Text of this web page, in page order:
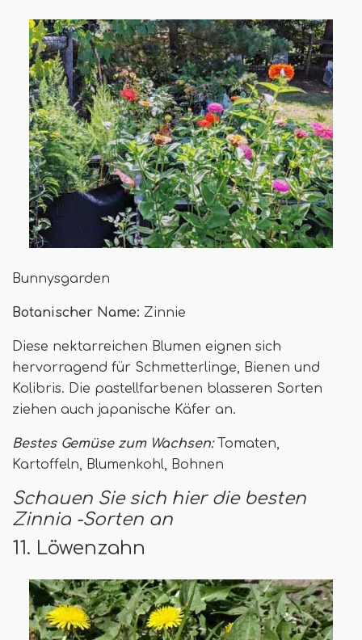
Bunnysgarden
Botanischer Name: Zinnie
Diese nektarreichen Blumen eignen sich
hervorragend für Schmetterlinge, Bienen und
Kolibris. Die pastellfarbenen blasseren Sorten
ziehen auch japanische Käfer an.
Bestes Gemüse zum Wachsen: Tomaten,
Kartoffeln, Blumenkohl, Bohnen
Schauen Sie sich hier die besten
Zinnia -Sorten an
11. Löwenzahn